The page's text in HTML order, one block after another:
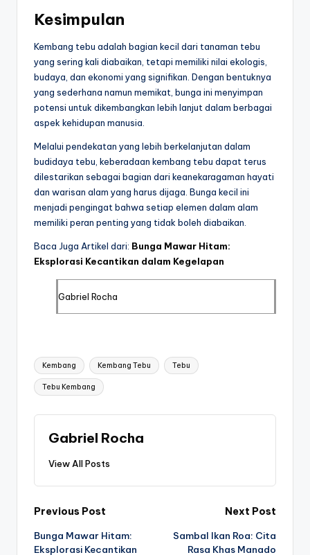
Kesimpulan
Kembang tebu adalah bagian kecil dari tanaman tebu
yang sering kali diabaikan, tetapi memiliki nilai ekologis,
budaya, dan ekonomi yang signifikan. Dengan bentuknya
yang sederhana namun memikat, bunga ini menyimpan
potensi untuk dikembangkan lebih lanjut dalam berbagai
aspek kehidupan manusia.
Melalui pendekatan yang lebih berkelanjutan dalam
budidaya tebu, keberadaan kembang tebu dapat terus
dilestarikan sebagai bagian dari keanekaragaman hayati
dan warisan alam yang harus dijaga. Bunga kecil ini
menjadi pengingat bahwa setiap elemen dalam alam
memiliki peran penting yang tidak boleh diabaikan.
Baca Juga Artikel dari: Bunga Mawar Hitam:
Eksplorasi Kecantikan dalam Kegelapan
Gabriel Rocha
Tags:
Kembang Kembang Tebu Tebu
Tebu Kembang
Gabriel Rocha
View All Posts
Post
navigation
Previous Post
Bunga Mawar Hitam:
Eksplorasi Kecantikan
Next Post
Sambal Ikan Roa: Cita
Rasa Khas Manado